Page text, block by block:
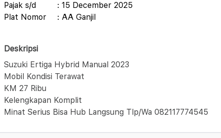
Pajak s/d
: 15 December 2025
Plat Nomor
: AA Ganjil
Deskripsi
Suzuki Ertiga Hybrid Manual 2023
Mobil Kondisi Terawat
KM 27 Ribu
Kelengkapan Komplit
Minat Serius Bisa Hub Langsung Tlp/Wa 082117774545